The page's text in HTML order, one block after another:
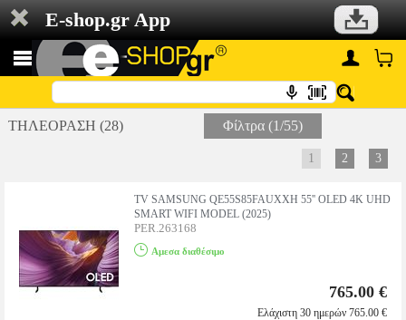
E-shop.gr App
ΤΗΛΕΟΡΑΣΗ (28) Φίλτρα (1/55)
1 2 3
TV SAMSUNG QE55S85FAUXXH 55'' OLED 4K UHD
SMART WIFI MODEL (2025)
PER.263168
Αμεσα διαθέσιμο
765.00 €
Ελάχιστη 30 ημερών 765.00 €